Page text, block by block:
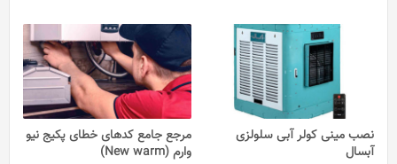
نصب مینی کولر آبی سلولزی
آبسال
مرجع جامع کدهای خطای پکیج نیو
وارم (New warm)